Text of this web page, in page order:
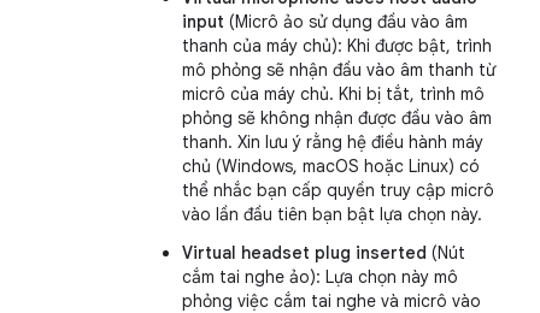
input (Micrô ảo sử dụng đầu vào âm
thanh của máy chủ): Khi được bật, trình
mô phỏng sẽ nhận đầu vào âm thanh từ
micrô của máy chủ. Khi bị tắt, trình mô
phỏng sẽ không nhận được đầu vào âm
thanh. Xin lưu ý rằng hệ điều hành máy
chủ (Windows, macOS hoặc Linux) có
thể nhắc bạn cấp quyền truy cập micrô
vào lần đầu tiên bạn bật lựa chọn này.
Virtual headset plug inserted (Nút
cắm tai nghe ảo): Lựa chọn này mô
phỏng việc cắm tai nghe và micrô vào